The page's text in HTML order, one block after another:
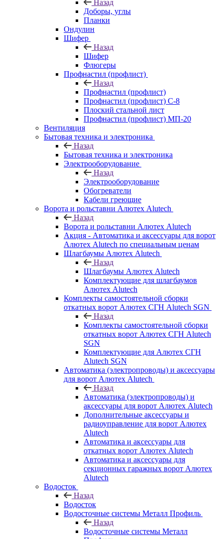
Назад
Доборы, углы
Планки
Ондулин
Шифер
Назад
Шифер
Флюгеры
Профнастил (профлист)
Назад
Профнастил (профлист)
Профнастил (профлист) С-8
Плоский стальной лист
Профнастил (профлист) МП-20
Вентиляция
Бытовая техника и электроника
Назад
Бытовая техника и электроника
Электрооборудование
Назад
Электрооборудование
Обогреватели
Кабели греющие
Ворота и рольставни Алютех Alutech
Назад
Ворота и рольставни Алютех Alutech
Акция - Автоматика и аксессуары для ворот
Алютех Alutech по специальным ценам
Шлагбаумы Алютех Alutech
Назад
Шлагбаумы Алютех Alutech
Комплектующие для шлагбаумов
Алютех Alutech
Комплекты самостоятельной сборки
откатных ворот Алютех СГН Alutech SGN
Назад
Комплекты самостоятельной сборки
откатных ворот Алютех СГН Alutech
SGN
Комплектующие для Алютех СГН
Alutech SGN
Автоматика (электропроводы) и аксессуары
для ворот Алютех Alutech
Назад
Автоматика (электропроводы) и
аксессуары для ворот Алютех Alutech
Дополнительные аксессуары и
радиоуправление для ворот Алютех
Alutech
Автоматика и аксессуары для
откатных ворот Алютех Alutech
Автоматика и аксессуары для
секционных гаражных ворот Алютех
Alutech
Водосток
Назад
Водосток
Водосточные системы Металл Профиль
Назад
Водосточные системы Металл